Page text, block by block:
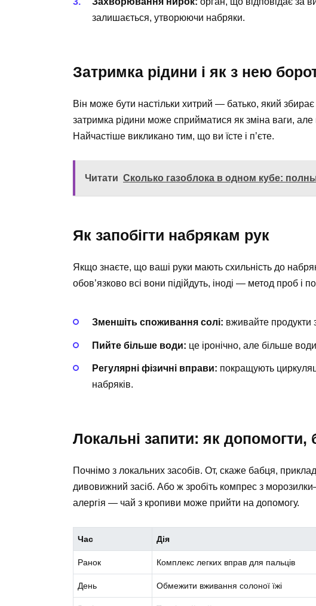
залишається, утворюючи набряки.
Затримка рідини і як з нею
Він може бути настільки хитрий — батько, який
затримка рідини може сприйматися як зміна ваги,
Найчастіше викликано тим, що ви їсте і п’єте.
Читати Сколько газоблока в одном кубе:
Як запобігти набрякам рук
Якщо знаєте, що ваші руки мають схильність до
обов’язково всі вони підійдуть, іноді — метод проб і
Зменшіть споживання солі: вживайте продукти
Пийте більше води: це іронічно, але більше
Регулярні фізичні вправи: покращують
набряків.
Локальні запити: як
Почнімо з локальних засобів. От, скаже бабця,
дивовижний засіб. Або ж зробіть компрес з
алергія — чай з кропиви може прийти на допомогу.
Час Дія
Ранок Комплекс легких вправ для пальців
День Обмежити вживання солоної їжі